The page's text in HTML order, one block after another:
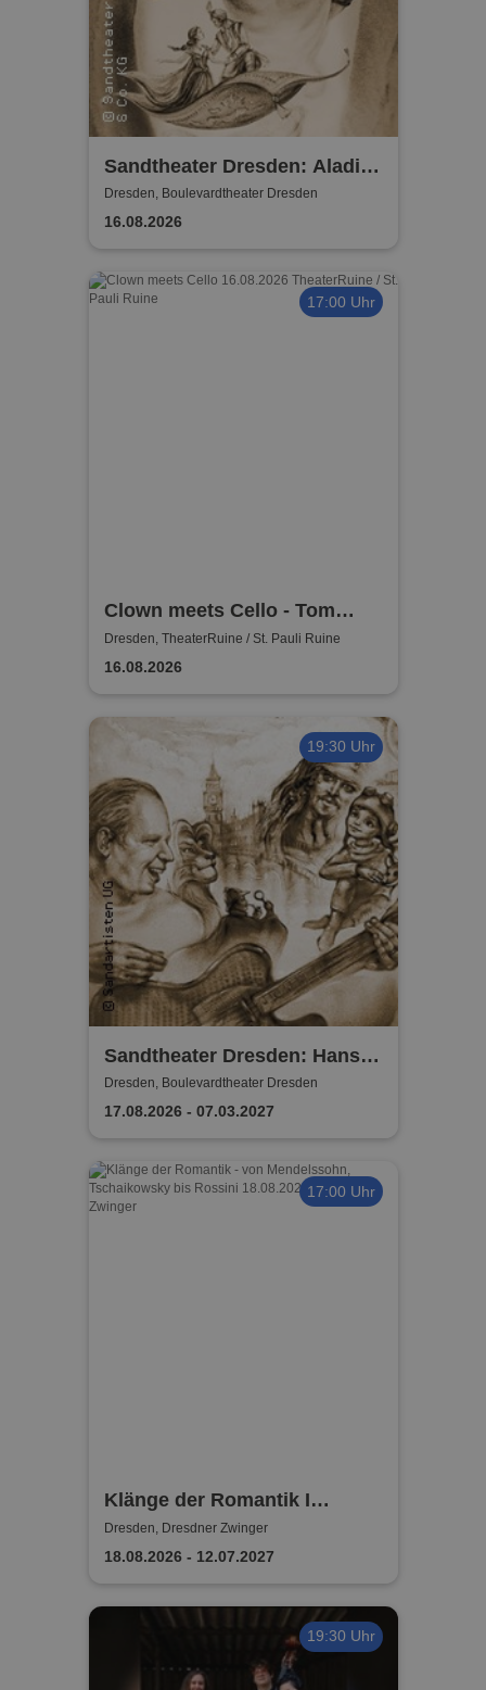
Sandtheater Dresden: Aladin
und die Wunderlampe
Dresden, Boulevardtheater Dresden
16.08.2026
17:00 Uhr
Clown meets Cello - Tom
Quaas & Ekaterina Gorynina
Dresden, TheaterRuine / St. Pauli Ruine
16.08.2026
19:30 Uhr
Sandtheater Dresden: Hans
Zimmer - Meister der
Filmmusik
Dresden, Boulevardtheater Dresden
17.08.2026 - 07.03.2027
17:00 Uhr
Klänge der Romantik I
DRESDNER RESIDENZ
KONZERTE I ORCHESTER
Dresden, Dresdner Zwinger
18.08.2026 - 12.07.2027
19:30 Uhr